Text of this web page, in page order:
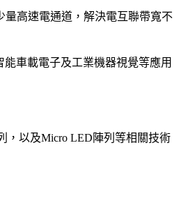
量高速電通道，解決電互聯帶寬不
車載電子及工業機器視覺等應用
，以及Micro LED陣列等相關技術